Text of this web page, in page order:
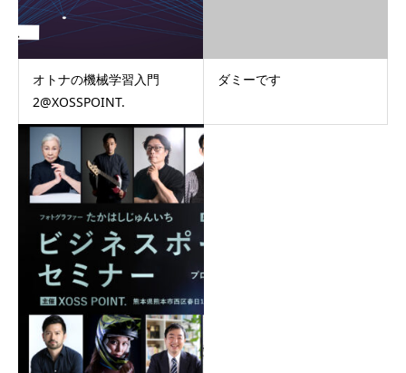
オトナの機械学習入門
2@XOSSPOINT.
ダミーです